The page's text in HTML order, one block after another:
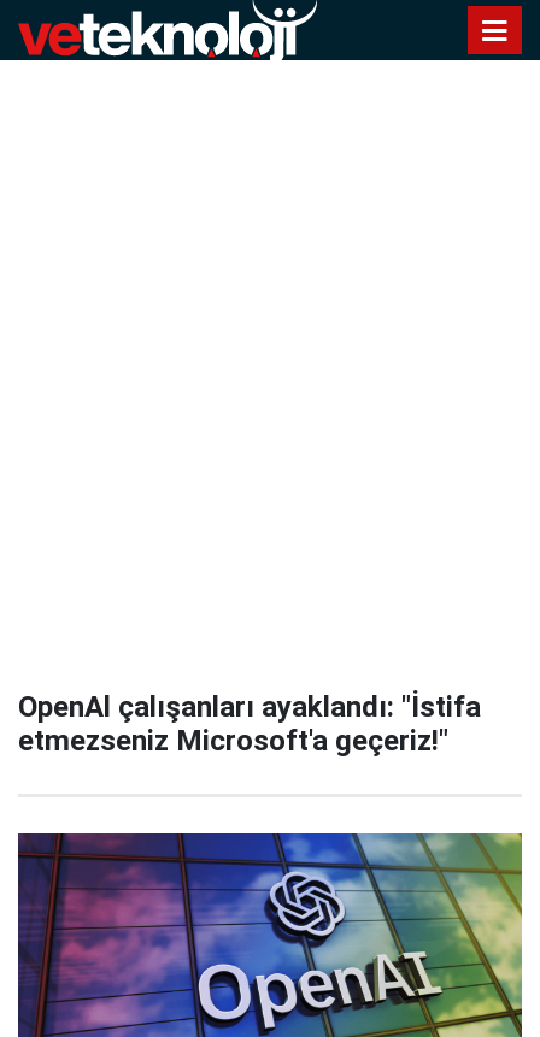
OpenAl çalışanları ayaklandı: "İstifa
etmezseniz Microsoft'a geçeriz!"